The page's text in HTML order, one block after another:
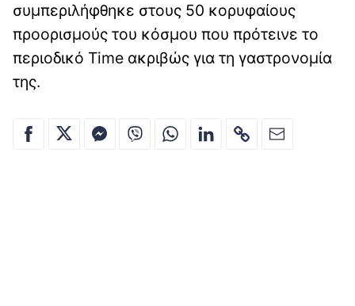
συμπεριλήφθηκε στους 50 κορυφαίους
προορισμούς του κόσμου που πρότεινε το
περιοδικό Time ακριβώς για τη γαστρονομία
της.